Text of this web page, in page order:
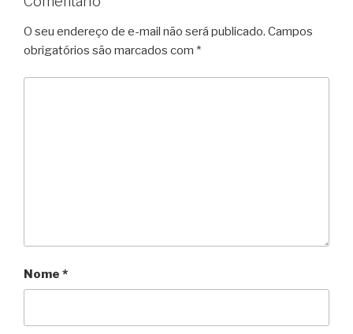
O seu endereço de e-mail não será publicado. Campos
obrigatórios são marcados com *
Nome *